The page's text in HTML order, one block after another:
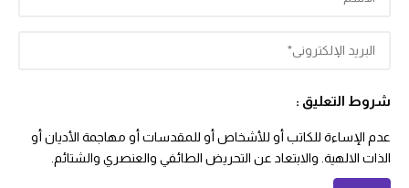
شروط التعليق :
عدم الإساءة للكاتب أو للأشخاص أو للمقدسات أو مهاجمة الأديان أو
الذات الالهية. والابتعاد عن التحريض الطائفي والعنصري والشتائم.